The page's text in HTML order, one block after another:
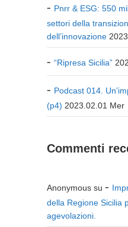
Pnrr & ESG: 550
settori della
dell’innovazione
“Ripresa Sicilia”
Podcast 014.
(p4) 2023.02.01 Mer
Commenti
Anonymous su
della Regione Sicilia
agevolazioni.